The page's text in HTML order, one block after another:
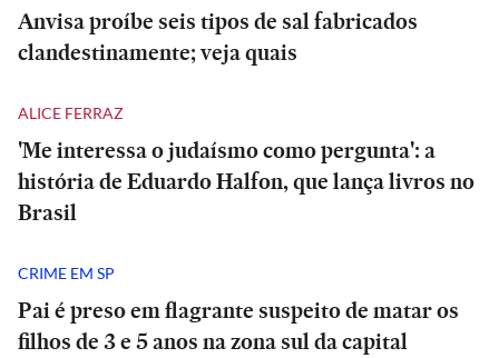
Anvisa proíbe seis tipos de sal fabricados
clandestinamente; veja quais
ALICE FERRAZ
'Me interessa o judaísmo como pergunta': a
história de Eduardo Halfon, que lança livros no
Brasil
CRIME EM SP
Pai é preso em flagrante suspeito de matar os
filhos de 3 e 5 anos na zona sul da capital